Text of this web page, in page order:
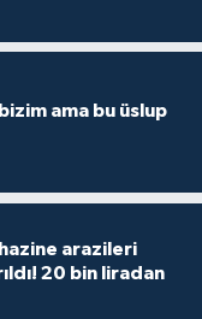
ama bu üslup
arazileri
20 bin liradan